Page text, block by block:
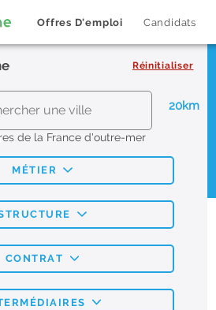
Offres D'emploi Candidats
Réinitialiser
20km
de la France d'outre-mer
MÉTIER
CONTRAT